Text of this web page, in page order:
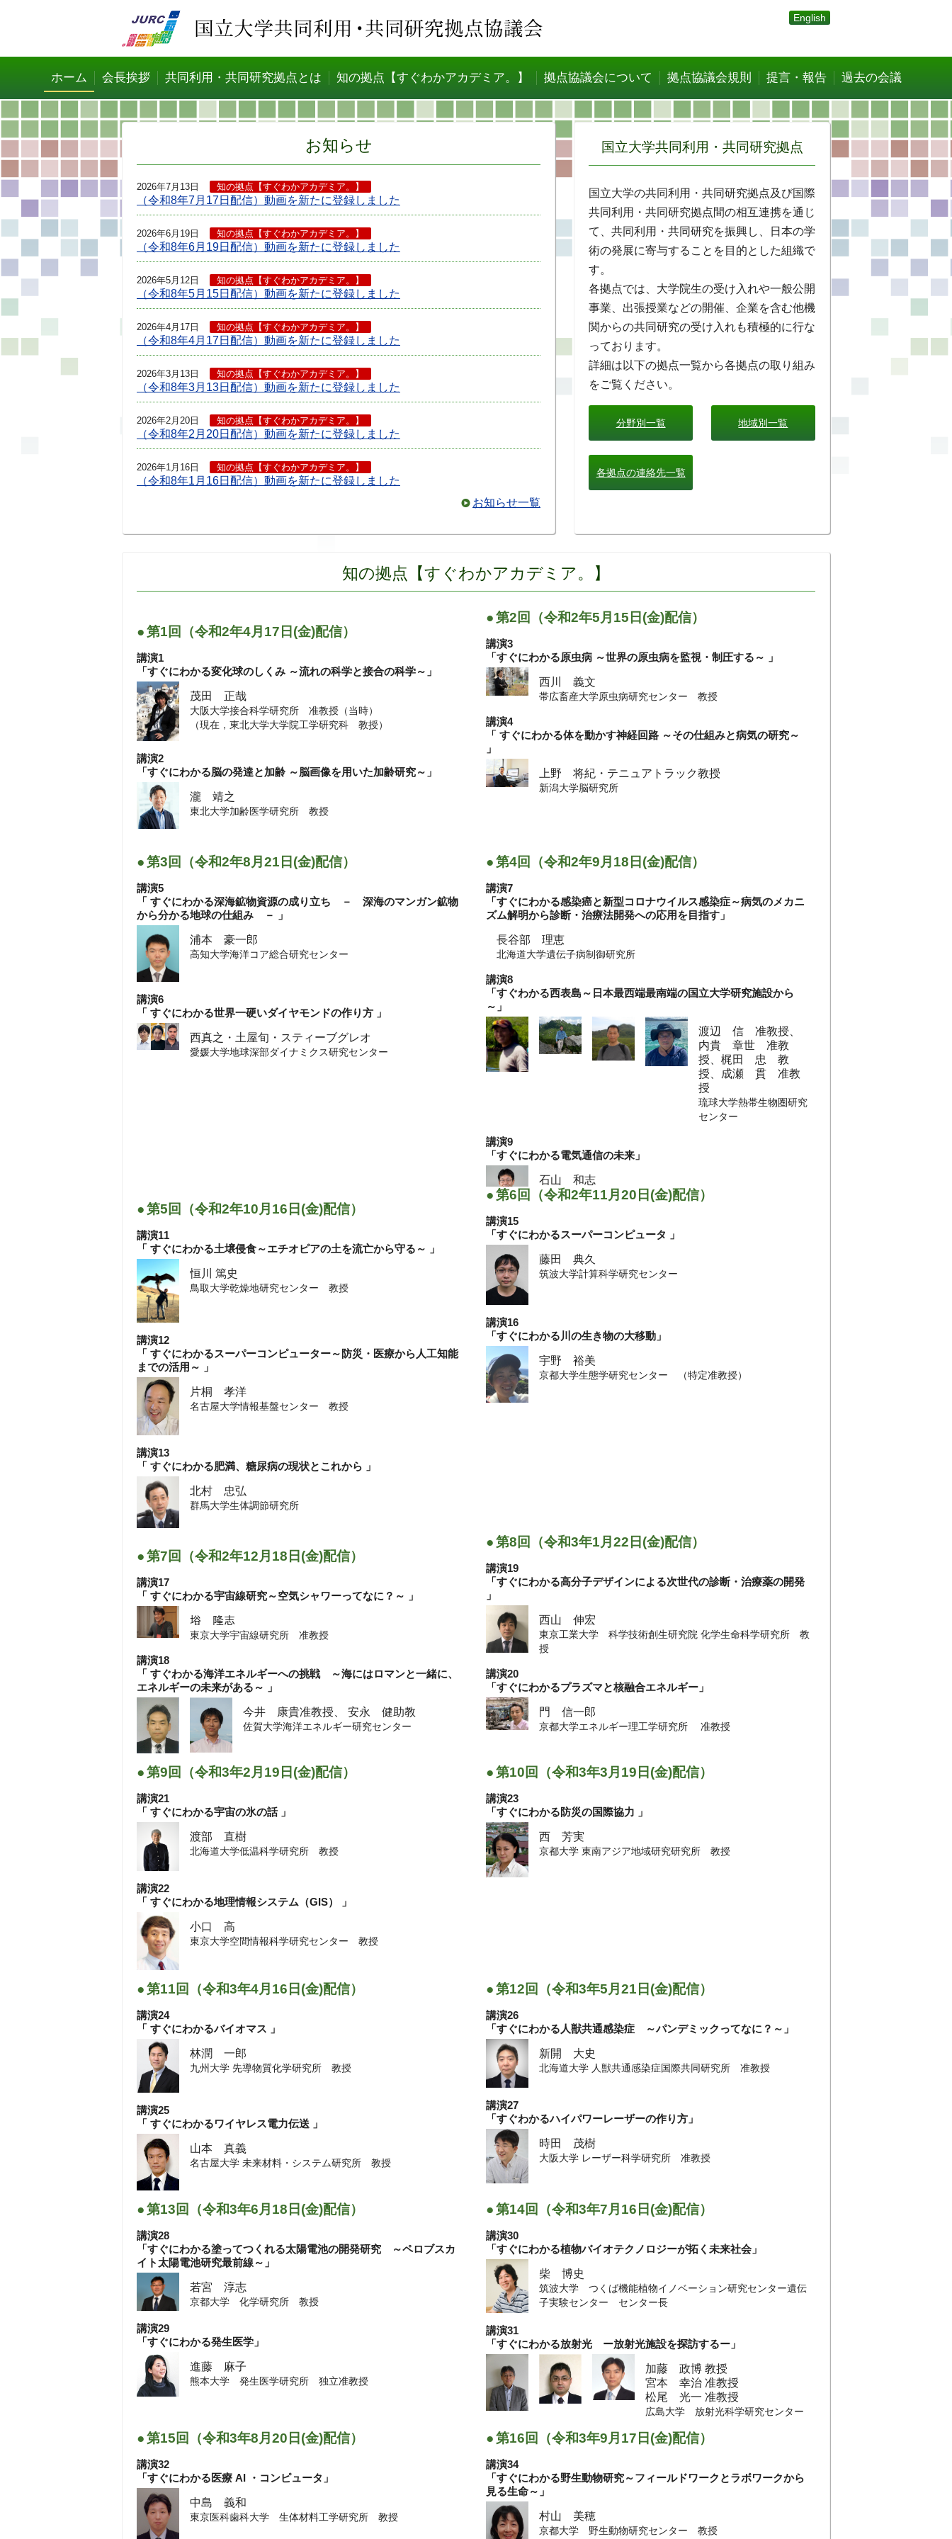
English
ホーム 会長挨拶 共同利用・共同研究拠点とは 知の拠点【すぐわかアカデミア。】 拠点協議会について 拠点協議会規則 提言・報告 過去の会議
お知らせ
2026年7月13日 知の拠点【すぐわかアカデミア。】
（令和8年7月17日配信）動画を新たに登録しました
2026年6月19日 知の拠点【すぐわかアカデミア。】
（令和8年6月19日配信）動画を新たに登録しました
2026年5月12日 知の拠点【すぐわかアカデミア。】
（令和8年5月15日配信）動画を新たに登録しました
2026年4月17日 知の拠点【すぐわかアカデミア。】
（令和8年4月17日配信）動画を新たに登録しました
2026年3月13日 知の拠点【すぐわかアカデミア。】
（令和8年3月13日配信）動画を新たに登録しました
2026年2月20日 知の拠点【すぐわかアカデミア。】
（令和8年2月20日配信）動画を新たに登録しました
2026年1月16日 知の拠点【すぐわかアカデミア。】
（令和8年1月16日配信）動画を新たに登録しました
（令和7年11月21日配信）動画を新たに登録しました
2026年7月17日
2026年度愛媛大学先端研究院シンポジウム「知はどこでうまれ、輝くのかー地
方大学から発信する研究拠点の力ー」開催のお知らせ
2020年9月4日 お知らせ
研究環境基盤部会 共同利用・共同研究拠点及び国際共同利用・共同研究拠点
に関する作業部会（第10期）（第7回）に関する情報共有について
2020年9月4日 お知らせ
研究環境基盤部会 共同利用・共同研究拠点及び国際共同利用・共同研究拠点
に関する作業部会（第10期）（第6回）に関する情報共有について
2017年10月5日
ウェブサイトをリニューアルしました。
お知らせ一覧
国立大学共同利用・共同研究拠点
国立大学の共同利用・共同研究拠点及び国際
共同利用・共同研究拠点間の相互連携を通じ
て、共同利用・共同研究を振興し、日本の学
術の発展に寄与することを目的とした組織で
す。
各拠点では、大学院生の受け入れや一般公開
事業、出張授業などの開催、企業を含む他機
関からの共同研究の受け入れも積極的に行な
っております。
詳細は以下の拠点一覧から各拠点の取り組み
をご覧ください。
分野別一覧 地域別一覧
各拠点の連絡先一覧
知の拠点【すぐわかアカデミア。】
●第1回（令和2年4月17日(金)配信）
講演1
「すぐにわかる変化球のしくみ ～流れの科学と接合の科学～」
茂田 正哉
大阪大学接合科学研究所 准教授（当時）
（現在，東北大学大学院工学研究科 教授）
講演2
「すぐにわかる脳の発達と加齢 ～脳画像を用いた加齢研究～」
瀧 靖之
東北大学加齢医学研究所 教授
●第2回（令和2年5月15日(金)配信）
講演3
「すぐにわかる原虫病 ～世界の原虫病を監視・制圧する～ 」
西川 義文
帯広畜産大学原虫病研究センター 教授
講演4
「 すぐにわかる体を動かす神経回路 ～その仕組みと病気の研究～
」
上野 将紀・テニュアトラック教授
新潟大学脳研究所
●第3回（令和2年8月21日(金)配信）
講演5
「 すぐにわかる深海鉱物資源の成り立ち － 深海のマンガン鉱物
から分かる地球の仕組み － 」
浦本 豪一郎
高知大学海洋コア総合研究センター
講演6
「 すぐにわかる世界一硬いダイヤモンドの作り方 」
西真之・土屋旬・スティーブグレオ
愛媛大学地球深部ダイナミクス研究センター
●第4回（令和2年9月18日(金)配信）
講演7
「すぐにわかる感染癌と新型コロナウイルス感染症～病気のメカニ
ズム解明から診断・治療法開発への応用を目指す」
長谷部 理恵
北海道大学遺伝子病制御研究所
講演8
「すぐわかる西表島～日本最西端最南端の国立大学研究施設から
～」
渡辺 信 准教授、
内貴 章世 准教
授、梶田 忠 教
授、成瀬 貫 准教
授
琉球大学熱帯生物圏研究
センター
講演9
「すぐにわかる電気通信の未来」
石山 和志
東北大学電気通信研究所 教授
講演10
「Rock-paper-scissors, lizards, fashion and evolutionary game
theory (すぐにわかる進化ゲーム理論～じゃんけん・トカゲ・ファッ
ションを即わかり)」
●第5回（令和2年10月16日(金)配信）
講演11
「 すぐにわかる土壌侵食～エチオピアの土を流亡から守る～ 」
恒川 篤史
鳥取大学乾燥地研究センター 教授
講演12
「 すぐにわかるスーパーコンピューター～防災・医療から人工知能
までの活用～ 」
片桐 孝洋
名古屋大学情報基盤センター 教授
講演13
「 すぐにわかる肥満、糖尿病の現状とこれから 」
北村 忠弘
群馬大学生体調節研究所
「 すぐにわかる免疫器官の役割～T細胞が作られる場所「胸腺」の
大東 いずみ
●第6回（令和2年11月20日(金)配信）
講演15
「すぐにわかるスーパーコンピュータ 」
藤田 典久
筑波大学計算科学研究センター
講演16
「すぐにわかる川の生き物の大移動」
宇野 裕美
京都大学生態学研究センター （特定准教授）
●第7回（令和2年12月18日(金)配信）
講演17
「 すぐにわかる宇宙線研究～空気シャワーってなに？～ 」
﨏 隆志
東京大学宇宙線研究所 准教授
講演18
「 すぐわかる海洋エネルギーへの挑戦 ～海にはロマンと一緒に、
エネルギーの未来がある～ 」
今井 康貴准教授、 安永 健助教
佐賀大学海洋エネルギー研究センター
●第8回（令和3年1月22日(金)配信）
講演19
「すぐにわかる高分子デザインによる次世代の診断・治療薬の開発
」
西山 伸宏
東京工業大学 科学技術創生研究院 化学生命科学研究所 教
授
講演20
「すぐにわかるプラズマと核融合エネルギー」
門 信一郎
京都大学エネルギー理工学研究所 准教授
●第9回（令和3年2月19日(金)配信）
講演21
「 すぐにわかる宇宙の氷の話 」
渡部 直樹
北海道大学低温科学研究所 教授
講演22
「 すぐにわかる地理情報システム（GIS） 」
小口 高
東京大学空間情報科学研究センター 教授
●第10回（令和3年3月19日(金)配信）
講演23
「すぐにわかる防災の国際協力 」
⻄ 芳実
京都大学 東南アジア地域研究研究所 教授
●第11回（令和3年4月16日(金)配信）
講演24
「 すぐにわかるバイオマス 」
林潤 一郎
九州大学 先導物質化学研究所 教授
講演25
「 すぐにわかるワイヤレス電力伝送 」
山本 真義
名古屋大学 未来材料・システム研究所 教授
●第12回（令和3年5月21日(金)配信）
講演26
「すぐにわかる人獣共通感染症 ～パンデミックってなに？～」
新開 大史
北海道大学 人獣共通感染症国際共同研究所 准教授
講演27
「すぐわかるハイパワーレーザーの作り方」
時田 茂樹
大阪大学 レーザー科学研究所 准教授
●第13回（令和3年6月18日(金)配信）
講演28
「すぐにわかる塗ってつくれる太陽電池の開発研究 ～ペロブスカ
イト太陽電池研究最前線～」
若宮 淳志
京都大学 化学研究所 教授
講演29
「すぐにわかる発生医学」
進藤 麻子
熊本大学 発生医学研究所 独立准教授
●第14回（令和3年7月16日(金)配信）
講演30
「すぐにわかる植物バイオテクノロジーが拓く未来社会」
柴 博史
筑波大学 つくば機能植物イノベーション研究センター遺伝
子実験センター センター長
講演31
「すぐにわかる放射光 ー放射光施設を探訪するー」
加藤 政博 教授
宮本 幸治 准教授
松尾 光一 准教授
広島大学 放射光科学研究センター
●第15回（令和3年8月20日(金)配信）
講演32
「すぐにわかる医療 AI ・コンピュータ」
中島 義和
東京医科歯科大学 生体材料工学研究所 教授
●第16回（令和3年9月17日(金)配信）
講演34
「すぐにわかる野生動物研究～フィールドワークとラボワークから
見る生命～」
村山 美穂
京都大学 野生動物研究センター 教授